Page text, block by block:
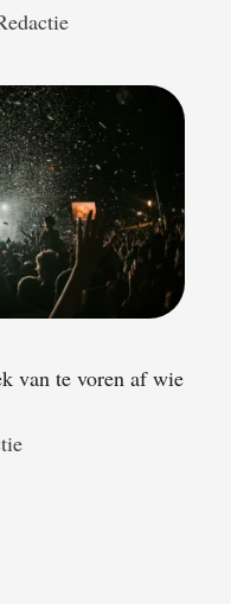
van te voren af wie